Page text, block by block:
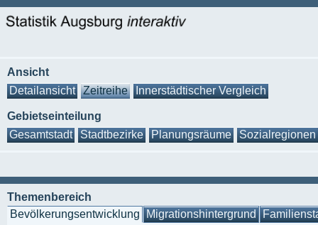
Ansicht
Detailansicht
Zeitreihe Innerstädtischer Vergleich
Gebietseinteilung
Gesamtstadt
Stadtbezirke Planungsräume Sozialregionen
Themenbereich
Bevölkerungsentwicklung Migrationshintergrund